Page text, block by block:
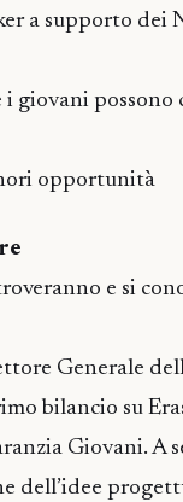
a supporto dei
giovani
opportunità
e si
Generale
bilancio su
Giovani. A
dell’idee